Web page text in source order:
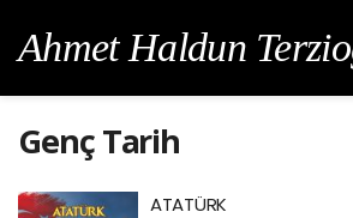
Ahmet Haldun
Genç Tarih
ATATÜRK